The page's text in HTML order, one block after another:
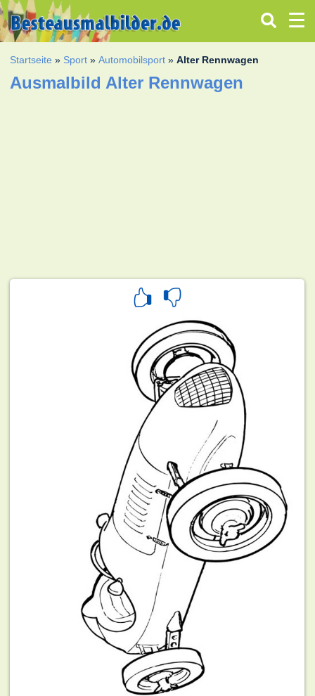
Startseite » Sport »Automobilsport »Alter Rennwagen
Ausmalbild Alter Rennwagen